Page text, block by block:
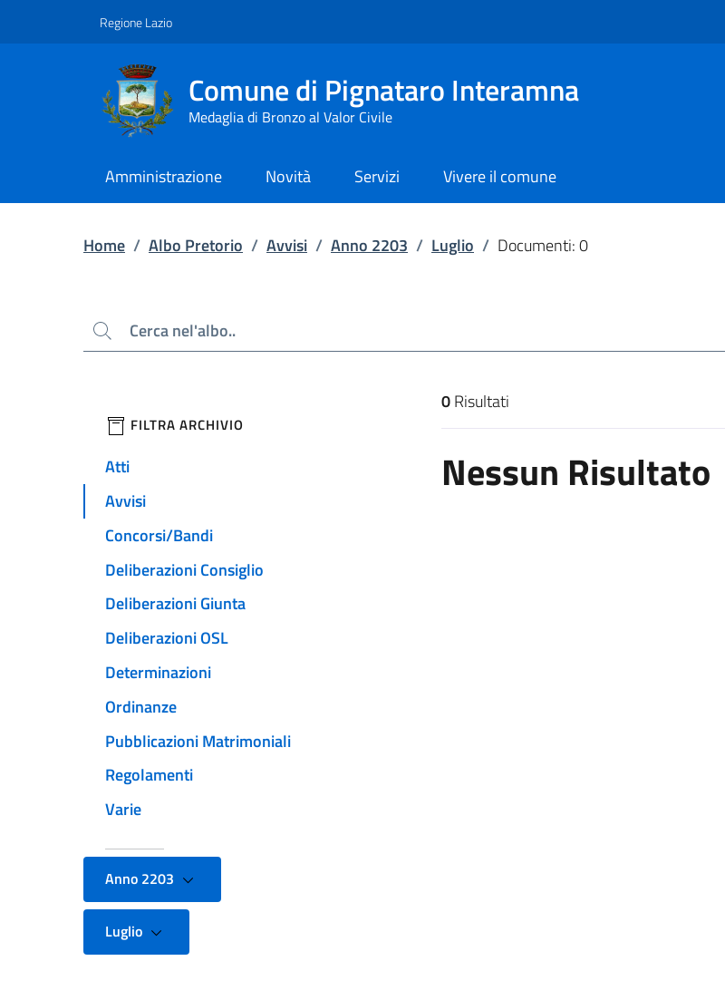
Regione Lazio
Comune di Pignataro Interamna
Medaglia di Bronzo al Valor Civile
Amministrazione Novità Servizi Vivere il comune
Home / Albo Pretorio / Avvisi / Anno 2203 / Luglio / Documenti: 0
Cerca
filtri da applicare
FILTRA ARCHIVIO
Atti
Avvisi
Concorsi/Bandi
Deliberazioni Consiglio
Deliberazioni Giunta
Deliberazioni OSL
Determinazioni
Ordinanze
Pubblicazioni Matrimoniali
Regolamenti
Varie
Anno 2203
Luglio
Risultati di ricerca
0Risultati
Nessun Risultato